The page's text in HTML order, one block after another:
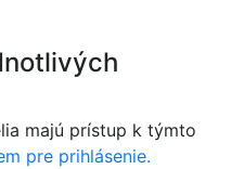
majú prístup k týmto
pre prihlásenie.